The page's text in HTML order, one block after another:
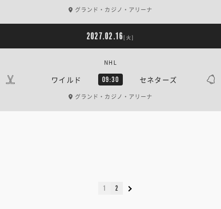
グランド・カジノ・アリーナ
2027.02.16 [火]
ワイルド 09:30 セネターズ
NHL
グランド・カジノ・アリーナ
1 2